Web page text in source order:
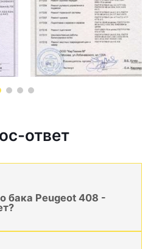
ответ
бака Peugeot 408 -